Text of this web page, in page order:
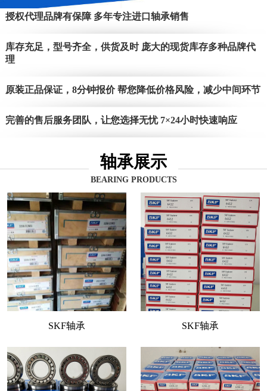
授权代理品牌有保障 多年专注进口轴承销售
库存充足，型号齐全，供货及时 庞大的现货库存多种品牌代
理
原装正品保证，8分钟报价 帮您降低价格风险，减少中间环节
完善的售后服务团队，让您选择无忧 7×24小时快速响应
轴承展示
BEARING PRODUCTS
SKF轴承 SKF轴承